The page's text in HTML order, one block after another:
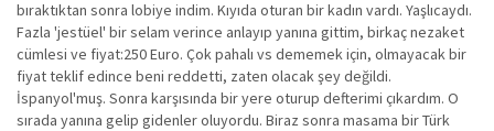
bıraktıktan sonra lobiye indim. Kıyıda oturan bir kadın vardı. Yaşlıcaydı.
Fazla 'jestüel' bir selam verince anlayıp yanına gittim, birkaç nezaket
cümlesi ve fiyat:250 Euro. Çok pahalı vs dememek için, olmayacak bir
fiyat teklif edince beni reddetti, zaten olacak şey değildi.
İspanyol'muş. Sonra karşısında bir yere oturup defterimi çıkardım. O
sırada yanına gelip gidenler oluyordu. Biraz sonra masama bir Türk